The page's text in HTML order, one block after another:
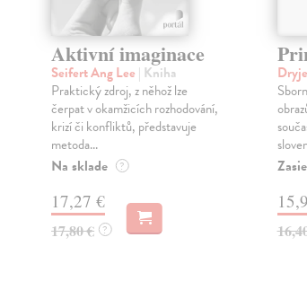
Aktivní imaginace
Seifert Ang Lee | Kniha
Praktický zdroj, z něhož lze
čerpat v okamžicích rozhodování,
krizí či konfliktů, představuje
metoda...
Na sklade ?
17,27 €
17,80 € ?